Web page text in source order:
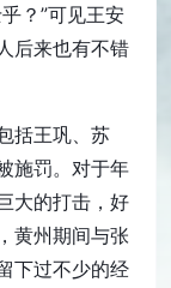
？”可见王安
后来也有不错
括王巩、苏
施罚。对于年
大的打击，好
黄州期间与张
下过不少的经